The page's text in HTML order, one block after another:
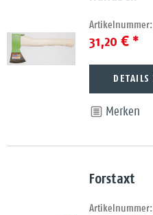
Artikelnummer:
31,20 € *
DETAILS
Merken
Forstaxt
Artikelnummer: